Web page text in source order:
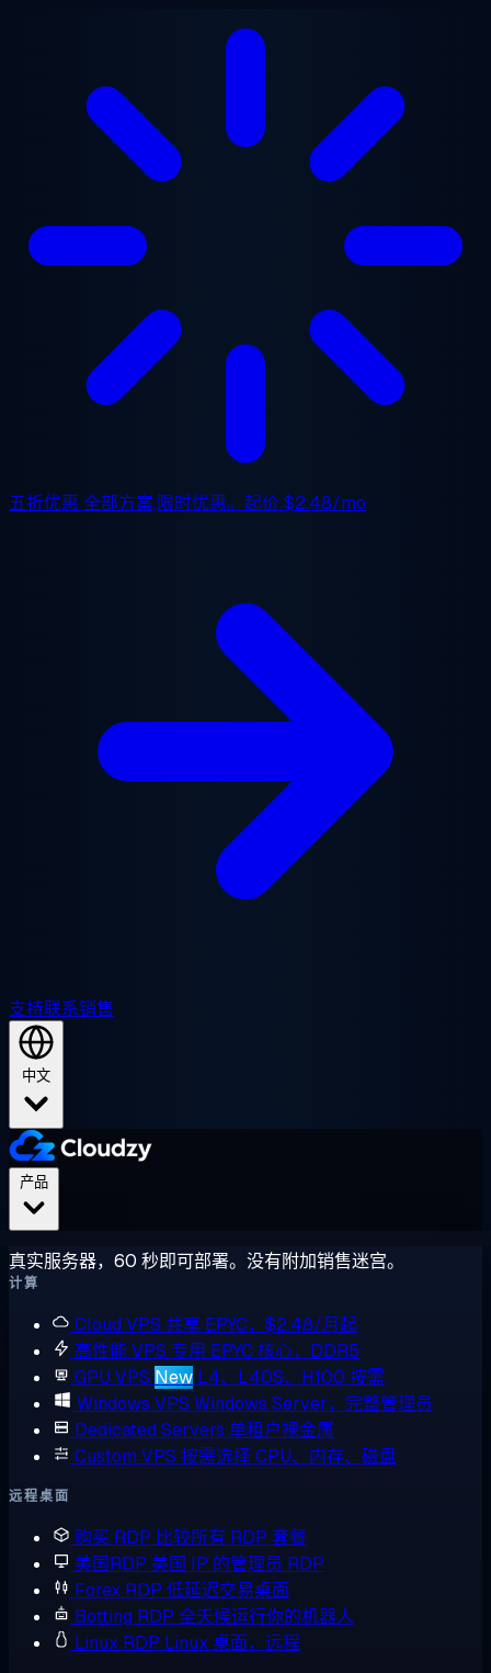
五折优惠 全部方案,限时优惠。起价$2.48/mo
支持联系销售
中文
真实服务器，60 秒即可部署。没有附加销售迷宫。
计算
Cloud VPS 共享 EPYC，$2.48/月起
高性能 VPS 专用 EPYC 核心，DDR5
GPU VPS New L4、L40S、H100 按需
Windows VPS Windows Server，完整管理员
Dedicated Servers 单租户裸金属
Custom VPS 按需选择 CPU、内存、磁盘
远程桌面
购买 RDP 比较所有 RDP 套餐
美国RDP 美国 IP 的管理员 RDP
Forex RDP 低延迟交易桌面
Botting RDP 全天候运行你的机器人
Linux RDP Linux 桌面，远程